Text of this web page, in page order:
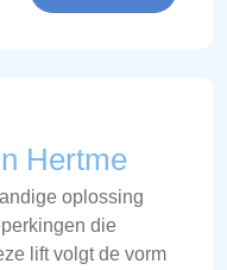
Hertme
oplossing
die
lift volgt de vorm